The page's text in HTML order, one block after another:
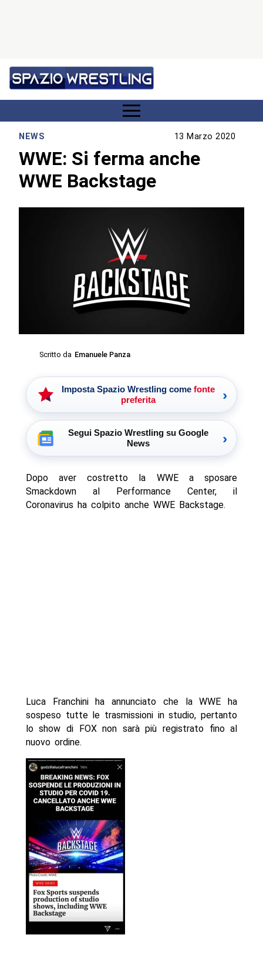
NEWS 13 Marzo 2020
WWE: Si ferma anche
WWE Backstage
Scritto da Emanuele Panza
Imposta Spazio Wrestling come fonte
preferita
›
Segui Spazio Wrestling su Google
News
›
Dopo aver costretto la WWE a sposare
Smackdown al Performance Center, il
Coronavirus ha colpito anche WWE Backstage.
Luca Franchini ha annunciato che la WWE ha
sospeso tutte le trasmissioni in studio, pertanto
lo show di FOX non sarà più registrato fino al
nuovo ordine.